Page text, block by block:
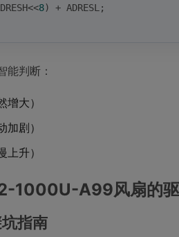
8) + ADRESL;
能判断：
大）
剧）
升）
1000U-A99风扇的
指南